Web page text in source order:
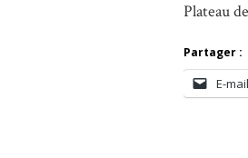
Plateau
Partager :
E-mail